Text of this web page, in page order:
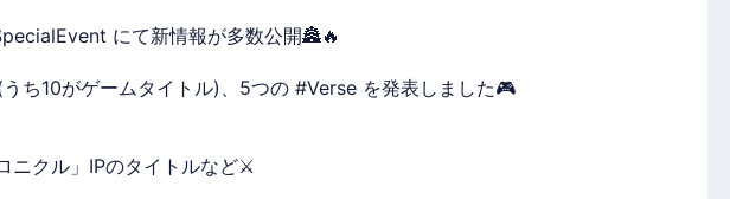
にて新情報が多数公開🏯🔥
ち10がゲームタイトル)、5つの #Verseを発表しました🎮
ニクル」IPのタイトルなど⚔️